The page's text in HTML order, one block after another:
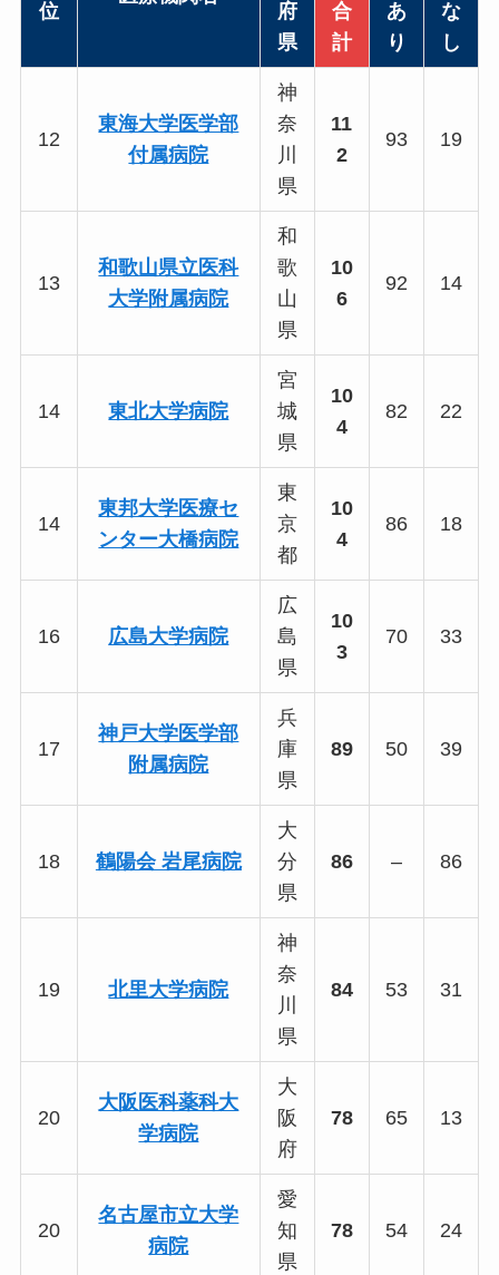
位
府
県
合
計
あ
り
な
し
12
東海大学医学部
付属病院
神
奈
川
県
11
2
93 19
13
和歌山県立医科
大学附属病院
和
歌
山
県
10
6
92 14
14 東北大学病院
宮
城
県
10
4
82 22
14
東邦大学医療セ
ンター大橋病院
東
京
都
10
4
86 18
16 広島大学病院
広
島
県
10
3
70 33
17
神戸大学医学部
附属病院
兵
庫
県
89 50 39
18 鶴陽会 岩尾病院
大
分
県
86 – 86
19 北里大学病院
神
奈
川
県
84 53 31
20
大阪医科薬科大
学病院
大
阪
府
78 65 13
20
名古屋市立大学
病院
愛
知
県
78 54 24